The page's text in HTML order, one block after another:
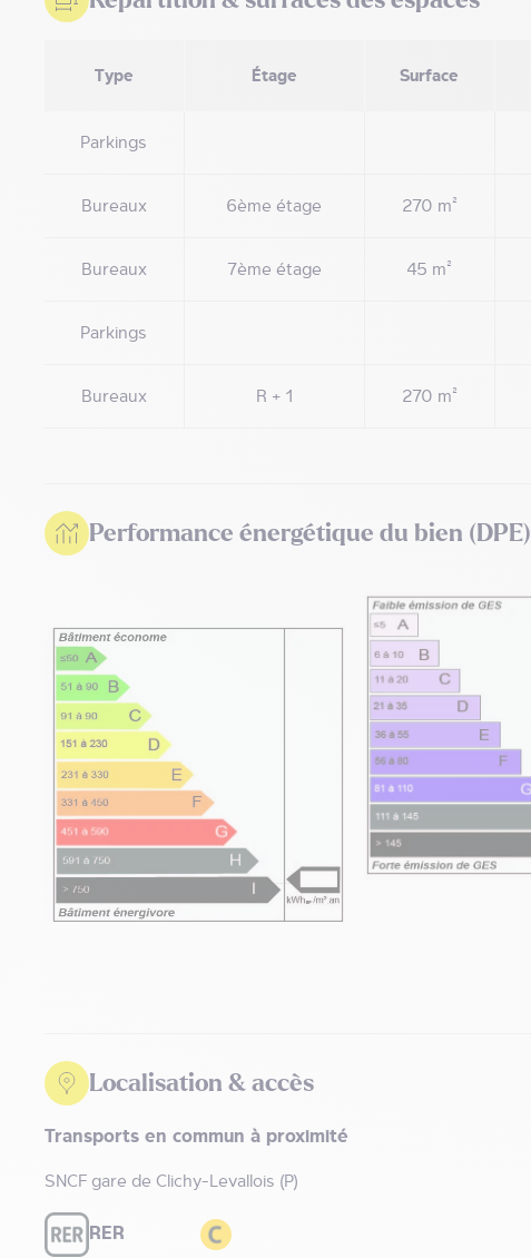
Type Étage Surface
Parkings
Bureaux 6ème étage 270 m²
Bureaux 7ème étage 45 m²
Parkings
Bureaux R + 1 270 m²
Performance énergétique du bien (DPE)
Localisation & accès
Transports en commun à proximité
SNCF gare de Clichy-Levallois (P)
RER